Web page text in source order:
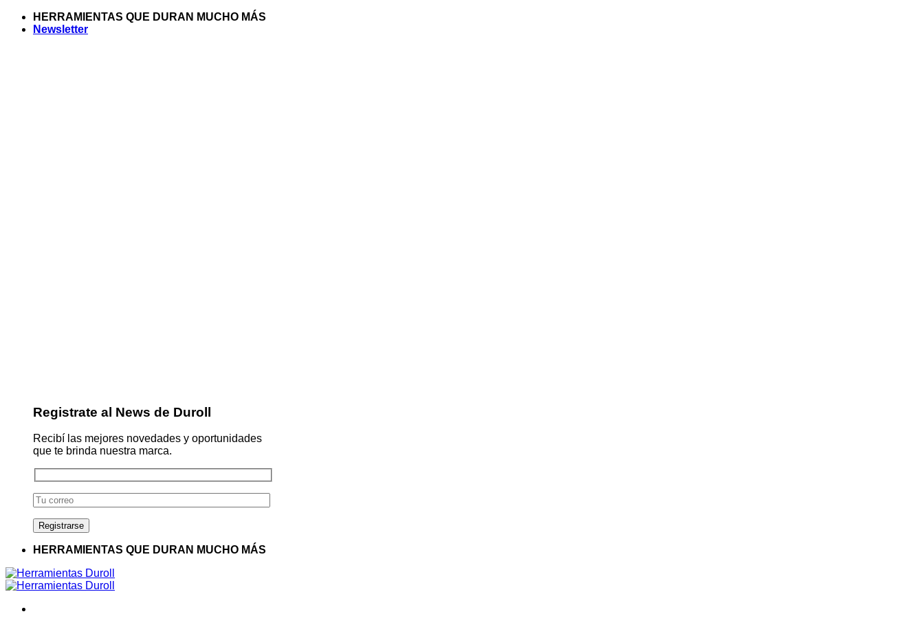
Saltar
HERRAMIENTAS QUE DURAN MUCHO MÁS
Newsletter
Registrate al News de Duroll
Recibí las mejores novedades y oportunidades
que te brinda nuestra marca.
HERRAMIENTAS QUE DURAN MUCHO MÁS